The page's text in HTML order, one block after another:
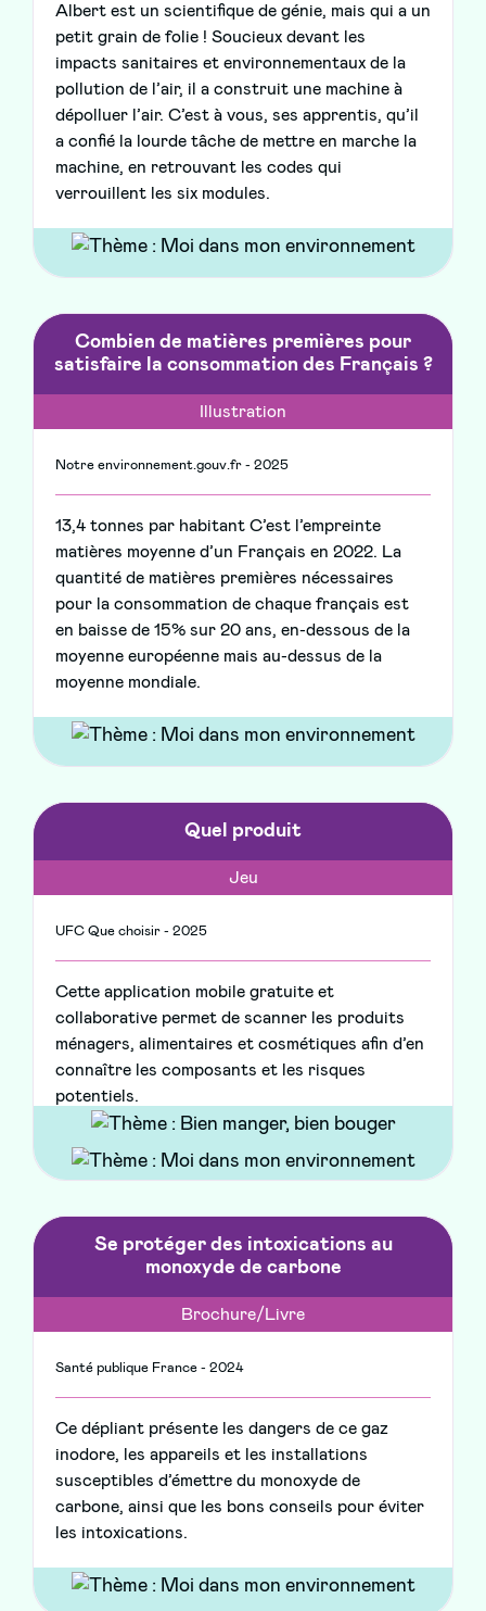
Albert est un scientifique de génie, mais qui a un
petit grain de folie ! Soucieux devant les
impacts sanitaires et environnementaux de la
pollution de l’air, il a construit une machine à
dépolluer l’air. C’est à vous, ses apprentis, qu’il
a confié la lourde tâche de mettre en marche la
machine, en retrouvant les codes qui
verrouillent les six modules.
Combien de matières premières pour
satisfaire la consommation des Français ?
Illustration
Notre environnement.gouv.fr - 2025
13,4 tonnes par habitant C’est l’empreinte
matières moyenne d’un Français en 2022. La
quantité de matières premières nécessaires
pour la consommation de chaque français est
en baisse de 15% sur 20 ans, en-dessous de la
moyenne européenne mais au-dessus de la
moyenne mondiale.
Quel produit
Jeu
UFC Que choisir - 2025
Cette application mobile gratuite et
collaborative permet de scanner les produits
ménagers, alimentaires et cosmétiques afin d’en
connaître les composants et les risques
potentiels.
Se protéger des intoxications au
monoxyde de carbone
Brochure/Livre
Santé publique France - 2024
Ce dépliant présente les dangers de ce gaz
inodore, les appareils et les installations
susceptibles d’émettre du monoxyde de
carbone, ainsi que les bons conseils pour éviter
les intoxications.